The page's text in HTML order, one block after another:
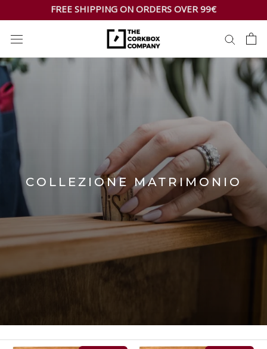
to
content
FREE SHIPPING ON ORDERS OVER 99€
COLLEZIONE MATRIMONIO